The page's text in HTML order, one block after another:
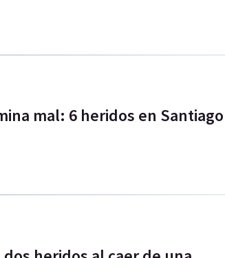
mal: 6 heridos en Santiago